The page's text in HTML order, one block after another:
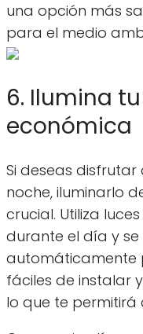
una opción más
para el medio
6. Ilumina
económica
Si deseas
noche, iluminarlo
crucial. Utiliza
durante el día y se
automáticamente
fáciles de instalar
lo que te